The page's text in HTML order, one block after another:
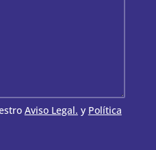
Aviso Legal. y Política